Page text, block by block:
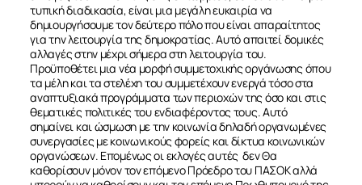
τυπική διαδικασία, είναι μια μεγάλη ευκαιρία να
δημιουργήσουμε τον δεύτερο πόλο που είναι απαραίτητος
για την λειτουργία της δημοκρατίας. Αυτό απαιτεί δομικές
αλλαγές στην μέχρι σήμερα στη λειτουργία του.
Προϋποθέτει μια νέα μορφή συμμετοχικής οργάνωσης όπου
τα μέλη και τα στελέχη του συμμετέχουν ενεργά τόσο στα
αναπτυξιακά προγράμματα των περιοχών της όσο και στις
θεματικές πολιτικές του ενδιαφέροντος τους. Αυτό
σημαίνει και ώσμωση με την κοινωνία δηλαδή οργανωμένες
συνεργασίες με κοινωνικούς φορείς και δίκτυα κοινωνικών
οργανώσεων. Επομένως οι εκλογές αυτές δεν Θα
καθορίσουν μόνον τον επόμενο Πρόεδρο του ΠΑΣΟΚ αλλά